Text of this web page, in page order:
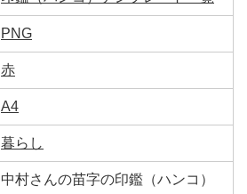
PNG
赤
A4
暮らし
中村さんの苗字の印鑑（ハンコ）